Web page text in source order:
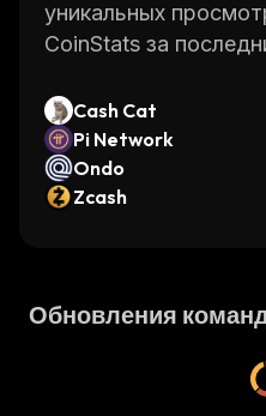
уникальных
CoinStats за
Cash Cat
Pi Network
Ondo
Zcash
Обновления